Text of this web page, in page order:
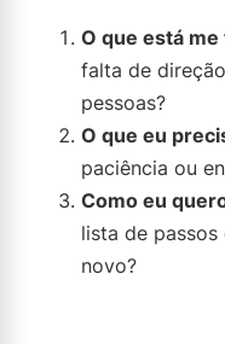
O que está
falta de
pessoas?
O que eu
paciência ou
Como eu
lista de
novo?